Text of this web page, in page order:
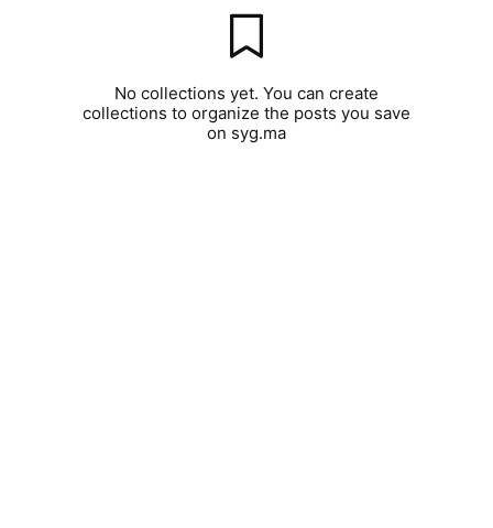
No collections yet. You can create
collections to organize the posts you save
on syg.ma